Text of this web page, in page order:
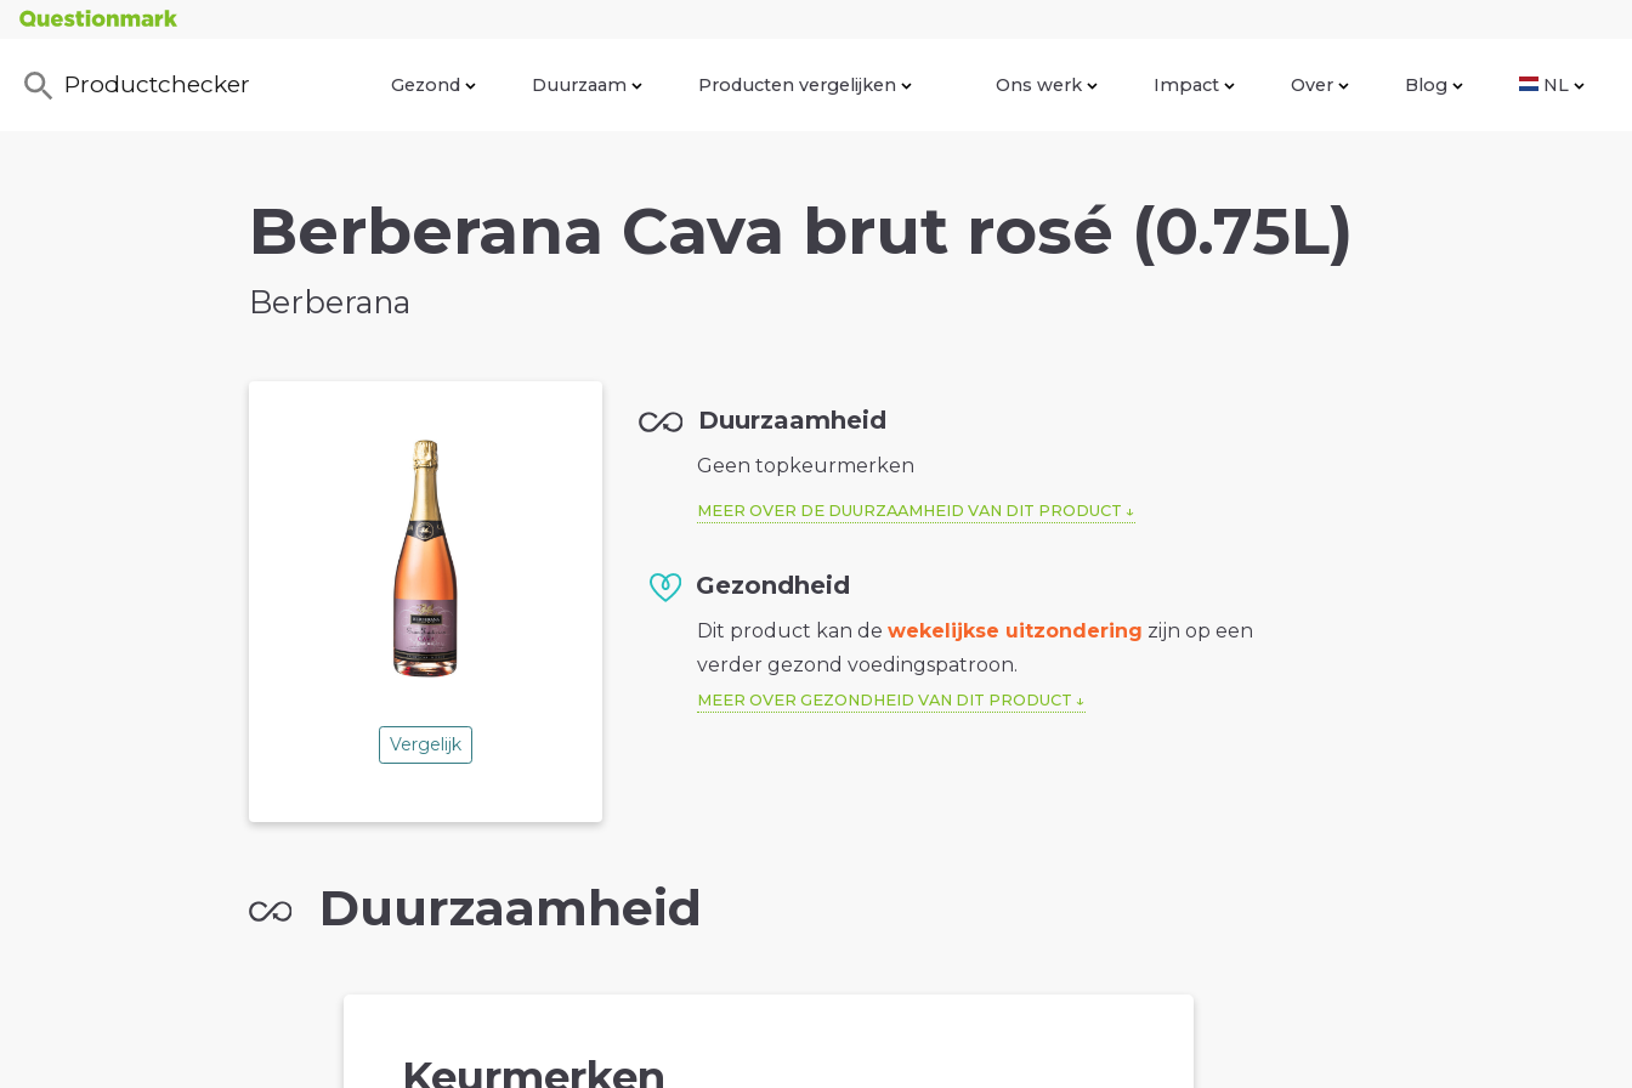
Productchecker Gezond Duurzaam Producten vergelijken Ons werk Impact Over Blog NL
Berberana Cava brut rosé (0.75L)
Berberana
Vergelijk
Duurzaamheid
Geen topkeurmerken
MEER OVER DE DUURZAAMHEID VAN DIT PRODUCT
Gezondheid
Dit product kan dewekelijkse uitzondering zijn op een
verder gezond voedingspatroon.
MEER OVER GEZONDHEID VAN DIT PRODUCT
Duurzaamheid
Keurmerken